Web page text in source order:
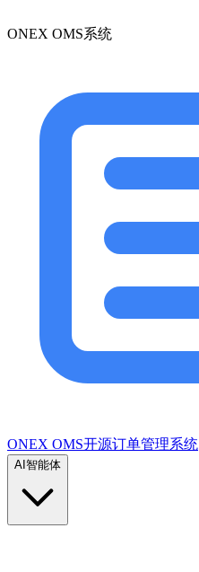
ONEX OMS系统
ONEX OMS开源订单管理系统
AI智能体